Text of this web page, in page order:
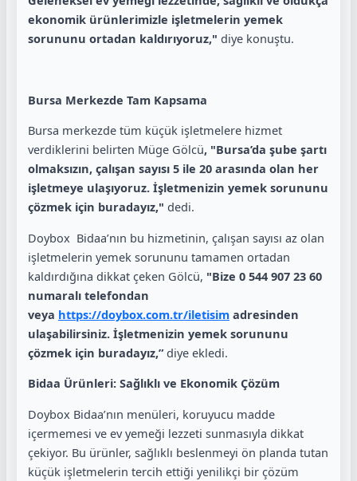
ekonomik ürünlerimizle işletmelerin yemek
sorununu ortadan kaldırıyoruz," diye konuştu.
Bursa Merkezde Tam Kapsama
Bursa merkezde tüm küçük işletmelere hizmet
verdiklerini belirten Müge Gölcü, "Bursa’da şube şartı
olmaksızın, çalışan sayısı 5 ile 20 arasında olan her
işletmeye ulaşıyoruz. İşletmenizin yemek sorununu
çözmek için buradayız," dedi.
Doybox Bidaa’nın bu hizmetinin, çalışan sayısı az olan
işletmelerin yemek sorununu tamamen ortadan
kaldırdığına dikkat çeken Gölcü, "Bize 0 544 907 23 60
numaralı telefondan
veya https://doybox.com.tr/iletisim adresinden
ulaşabilirsiniz. İşletmenizin yemek sorununu
çözmek için buradayız,”diye ekledi.
Bidaa Ürünleri: Sağlıklı ve Ekonomik Çözüm
Doybox Bidaa’nın menüleri, koruyucu madde
içermemesi ve ev yemeği lezzeti sunmasıyla dikkat
çekiyor. Bu ürünler, sağlıklı beslenmeyi ön planda tutan
küçük işletmelerin tercih ettiği yenilikçi bir çözüm